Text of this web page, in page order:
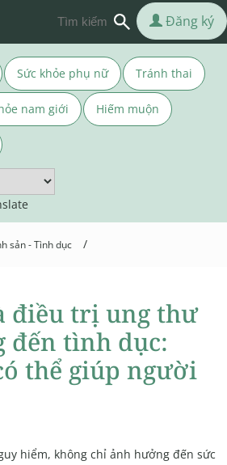
Sức khỏe phụ nữ Tránh thai
nam giới Hiếm muộn
Đăng ký
sản - Tình dục /
điều trị ung thư
đến tình dục:
thể giúp người
hiểm, không chỉ ảnh hưởng đến sức